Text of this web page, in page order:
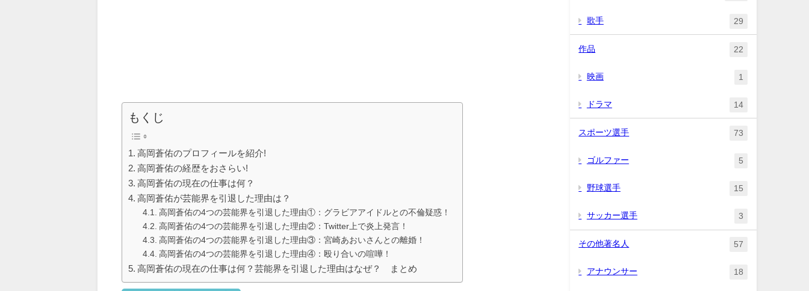
もくじ
高岡蒼佑のプロフィールを紹介!
高岡蒼佑の経歴をおさらい!
高岡蒼佑の現在の仕事は何？
高岡蒼佑が芸能界を引退した理由は？
高岡蒼佑の4つの芸能界を引退した理由①：グラビアアイドルとの不倫疑惑！
高岡蒼佑の4つの芸能界を引退した理由②：Twitter上で炎上発言！
高岡蒼佑の4つの芸能界を引退した理由③：宮崎あおいさんとの離婚！
高岡蒼佑の4つの芸能界を引退した理由④：殴り合いの喧嘩！
高岡蒼佑の現在の仕事は何？芸能界を引退した理由はなぜ？ まとめ
歌手 29
作品 22
映画 1
ドラマ 14
スポーツ選手 73
ゴルファー 5
野球選手 15
サッカー選手 3
その他著名人 57
アナウンサー 18